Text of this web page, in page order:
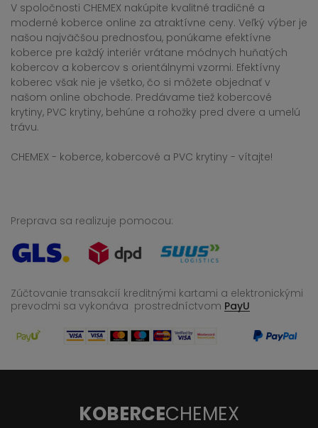
V spoločnosti CHEMEX nakúpite kvalitné tradičné a
moderné koberce online za atraktívne ceny. Veľký výber je
našou najväčšou prednosťou, ponúkame efektívne
koberce pre každý interiér vrátane módnych huňatých
kobercov a kobercov s orientálnymi vzormi. Efektívny
koberec však nie je všetko, čo si môžete objednať v
našom online obchode. Predávame tiež kobercové
krytiny, PVC krytiny, behúne a rohožky pred dvere a umelú
trávu.
CHEMEX - koberce, kobercové a PVC krytiny - vítajte!
Preprava sa realizuje pomocou:
Zúčtovanie transakcií kreditnými kartami a elektronickými
prevodmi sa vykonáva prostredníctvom PayU
KOBERCECHEMEX